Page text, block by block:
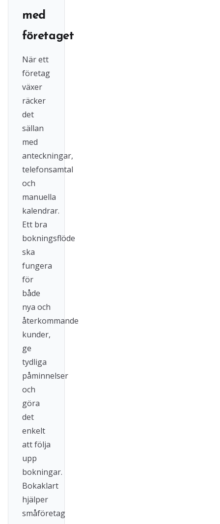
med
företaget
När ett
företag
växer
räcker
det
sällan
med
anteckningar,
telefonsamtal
och
manuella
kalendrar.
Ett bra
bokningsflöde
ska
fungera
för
både
nya och
återkommande
kunder,
ge
tydliga
påminnelser
och
göra
det
enkelt
att följa
upp
bokningar.
Bokaklart
hjälper
småföretag